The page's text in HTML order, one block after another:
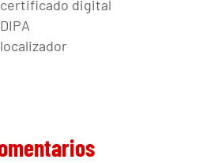
digital